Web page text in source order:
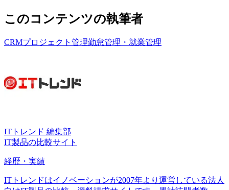
このコンテンツの執筆者
CRMプロジェクト管理勤怠管理・就業管理
ITトレンド 編集部
IT製品の比較サイト
経歴・実績
ITトレンドはイノベーションが2007年より運営している法人